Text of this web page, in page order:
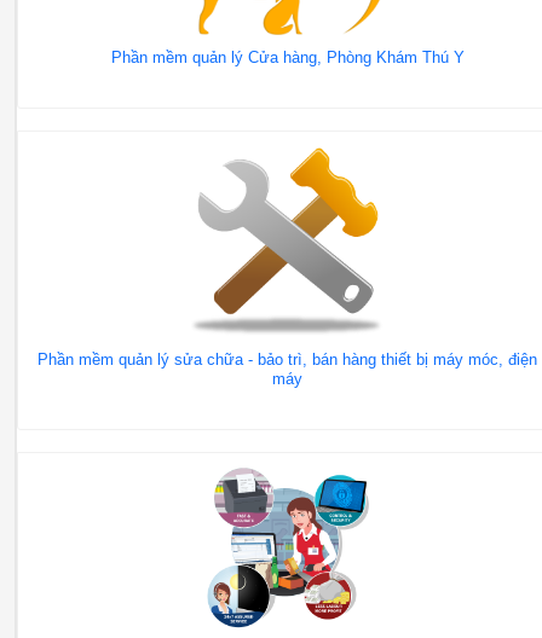
Phần mềm quản lý Cửa hàng, Phòng Khám Thú Y
Phần mềm quản lý sửa chữa - bảo trì, bán hàng thiết bị máy móc, điện
máy